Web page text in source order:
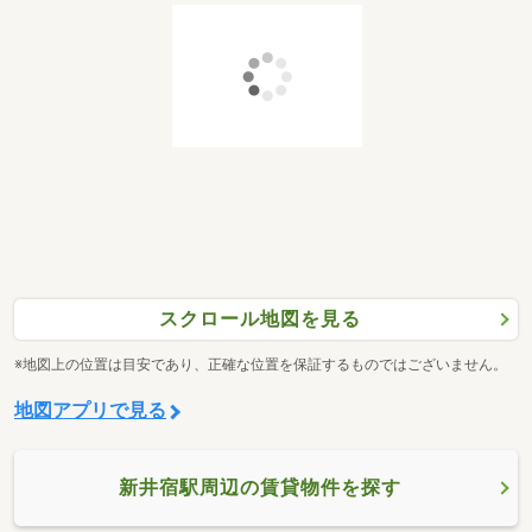
スクロール地図を見る
※地図上の位置は目安であり、正確な位置を保証するものではございません。
地図アプリで見る
新井宿駅周辺の賃貸物件を探す